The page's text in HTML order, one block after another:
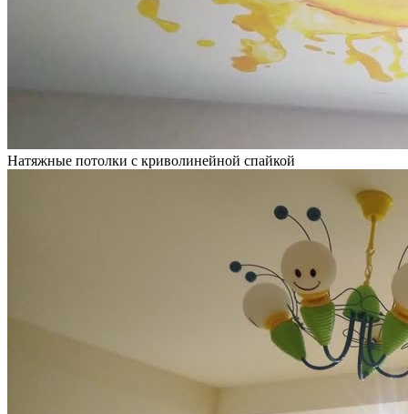
Натяжные потолки с криволинейной спайкой